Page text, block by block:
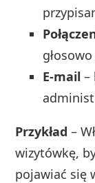
E-mail –
Przykład –
wizytówkę,
pojawiać się